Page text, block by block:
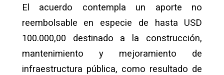
El acuerdo contempla un aporte no
reembolsable en especie de hasta USD
100.000,00 destinado a la construcción,
mantenimiento y mejoramiento de
infraestructura pública, como resultado de